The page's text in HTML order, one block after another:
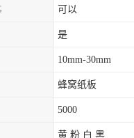
可以
是
10mm-30mm
蜂窝纸板
5000
黄 粉 白 黑